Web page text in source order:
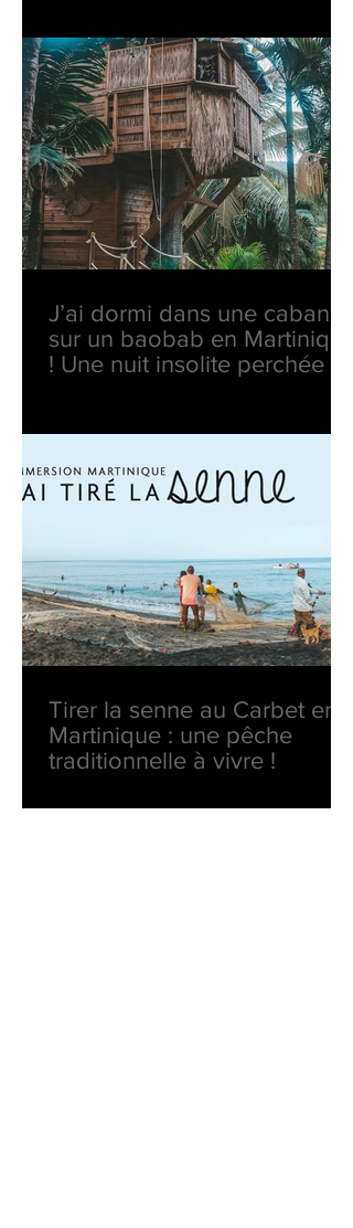
J’ai dormi dans une cabane
sur un baobab en Martinique
! Une nuit insolite perchée en
Tirer la senne au Carbet en
Martinique : une pêche
traditionnelle à vivre !